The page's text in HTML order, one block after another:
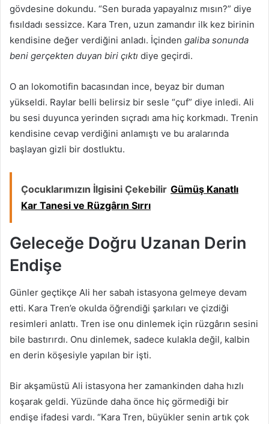
gövdesine dokundu. “Sen burada yapayalnız mısın?” diye
fısıldadı sessizce. Kara Tren, uzun zamandır ilk kez birinin
kendisine değer verdiğini anladı. İçinden galiba sonunda
beni gerçekten duyan biri çıktı diye geçirdi.
O an lokomotifin bacasından ince, beyaz bir duman
yükseldi. Raylar belli belirsiz bir sesle “çuf” diye inledi. Ali
bu sesi duyunca yerinden sıçradı ama hiç korkmadı. Trenin
kendisine cevap verdiğini anlamıştı ve bu aralarında
başlayan gizli bir dostluktu.
Çocuklarımızın İlgisini Çekebilir Gümüş Kanatlı
Kar Tanesi ve Rüzgârın Sırrı
Geleceğe Doğru Uzanan Derin
Endişe
Günler geçtikçe Ali her sabah istasyona gelmeye devam
etti. Kara Tren’e okulda öğrendiği şarkıları ve çizdiği
resimleri anlattı. Tren ise onu dinlemek için rüzgârın sesini
bile bastırırdı. Onu dinlemek, sadece kulakla değil, kalbin
en derin köşesiyle yapılan bir işti.
Bir akşamüstü Ali istasyona her zamankinden daha hızlı
koşarak geldi. Yüzünde daha önce hiç görmediği bir
endişe ifadesi vardı. “Kara Tren, büyükler senin artık çok